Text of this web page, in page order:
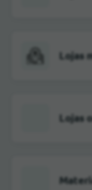
Lojas
Lojas